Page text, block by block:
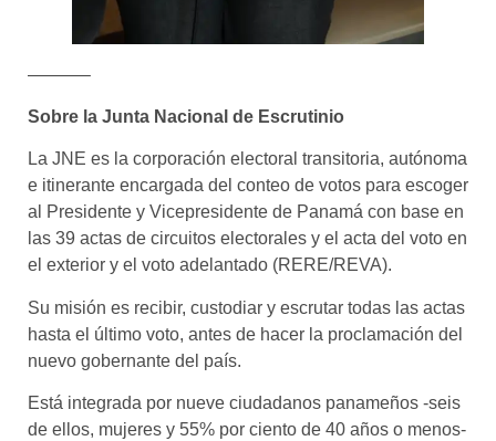
———–
Sobre la Junta Nacional de Escrutinio
La JNE es la corporación electoral transitoria, autónoma
e itinerante encargada del conteo de votos para escoger
al Presidente y Vicepresidente de Panamá con base en
las 39 actas de circuitos electorales y el acta del voto en
el exterior y el voto adelantado (RERE/REVA).
Su misión es recibir, custodiar y escrutar todas las actas
hasta el último voto, antes de hacer la proclamación del
nuevo gobernante del país.
Está integrada por nueve ciudadanos panameños -seis
de ellos, mujeres y 55% por ciento de 40 años o menos-